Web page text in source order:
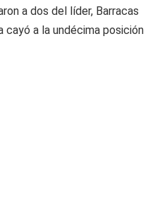
a dos del líder, Barracas
cayó a la undécima posición